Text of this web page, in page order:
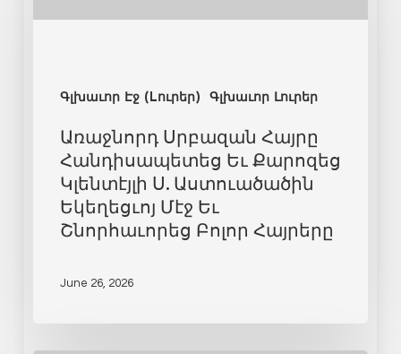
Գլխաւոր Էջ (Lուրեր) Գլխաւոր Լուրեր
Առաջնորդ Սրբազան Հայրը
Հանդիսապետեց Եւ Քարոզեց
Կլենտէյլի Ս. Աստուածածին
Եկեղեցւոյ Մէջ Եւ
Շնորհաւորեց Բոլոր Հայրերը
June 26, 2026